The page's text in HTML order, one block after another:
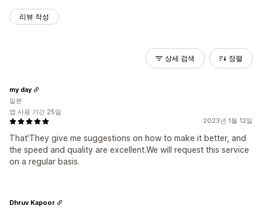
리뷰 작성
상세 검색 정렬
2023년 1월 12일
That'They give me suggestions on how to make it better, and
the speed and quality are excellent.We will request this service
on a regular basis.
my day
일본
앱 사용 기간 25일
Dhruv Kapoor